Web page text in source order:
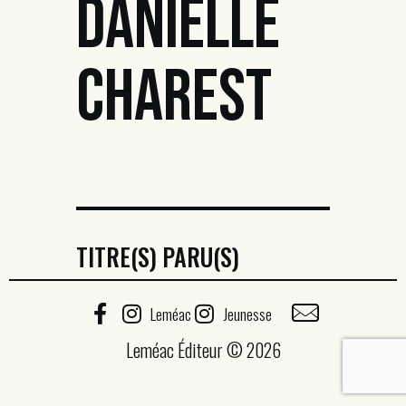
DANIELLE
CHAREST
TITRE(S) PARU(S)
Leméac Jeunesse
Leméac Éditeur © 2026